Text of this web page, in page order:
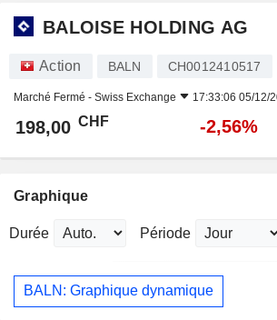
BALOISE HOLDING AG
Action BALN CH0012410517
Marché Fermé - Swiss Exchange 17:33:06 05/12/
198,00 CHF -2,56%
Graphique
Durée Période
BALN: Graphique dynamique